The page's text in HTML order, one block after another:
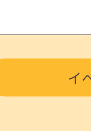
を知る人事担当
イ